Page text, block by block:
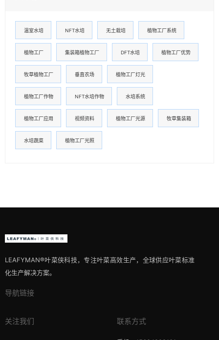
温室水培 NFT水培 无土栽培 植物工厂系统
植物工厂 集装箱植物工厂 DFT水培 植物工厂优势
牧草植物工厂 垂直农场 植物工厂灯光
植物工厂作物 NFT水培作物 水培系统
植物工厂应用 视频资料 植物工厂光源 牧草集装箱
水培蔬菜 植物工厂光照
LEAFYMAN®️叶菜侠科技，专注叶菜高效生产，全球供应叶菜标准
化生产解决方案。
导航链接
关注我们 联系方式